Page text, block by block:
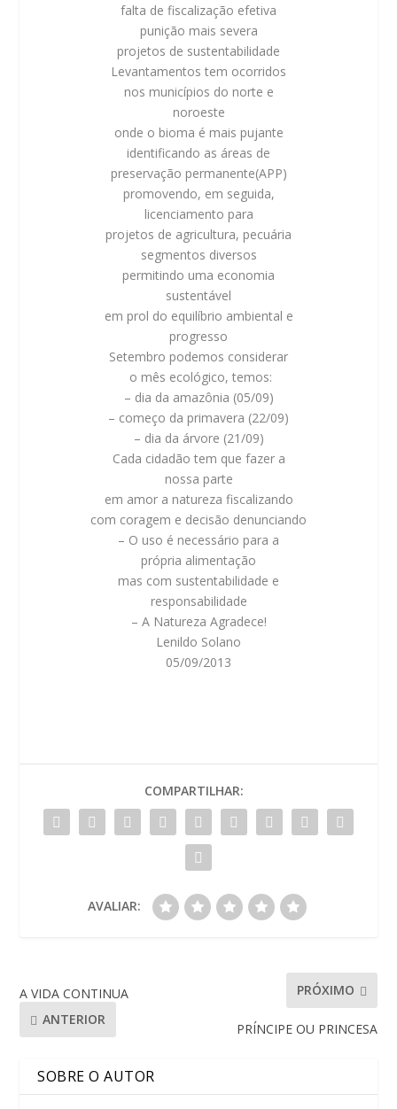
falta de fiscalização efetiva
punição mais severa
projetos de sustentabilidade
Levantamentos tem ocorridos
nos municípios do norte e
noroeste
onde o bioma é mais pujante
identificando as áreas de
preservação permanente(APP)
promovendo, em seguida,
licenciamento para
projetos de agricultura, pecuária
segmentos diversos
permitindo uma economia
sustentável
em prol do equilíbrio ambiental e
progresso
Setembro podemos considerar
o mês ecológico, temos:
– dia da amazônia (05/09)
– começo da primavera (22/09)
– dia da árvore (21/09)
Cada cidadão tem que fazer a
nossa parte
em amor a natureza fiscalizando
com coragem e decisão denunciando
– O uso é necessário para a
própria alimentação
mas com sustentabilidade e
responsabilidade
– A Natureza Agradece!
Lenildo Solano
05/09/2013
COMPARTILHAR:
AVALIAR:
A VIDA CONTINUA
ANTERIOR
PRÓXIMO
PRÍNCIPE OU PRINCESA
SOBRE O AUTOR